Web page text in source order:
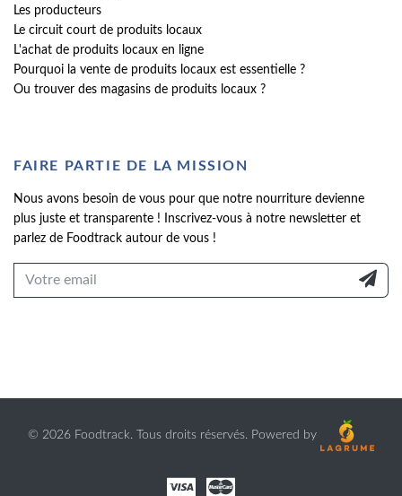
Les producteurs
Le circuit court de produits locaux
L'achat de produits locaux en ligne
Pourquoi la vente de produits locaux est essentielle ?
Ou trouver des magasins de produits locaux ?
FAIRE PARTIE DE LA MISSION
Nous avons besoin de vous pour que notre nourriture devienne
plus juste et transparente ! Inscrivez-vous à notre newsletter et
parlez de Foodtrack autour de vous !
© 2026 Foodtrack. Tous droits réservés. Powered by